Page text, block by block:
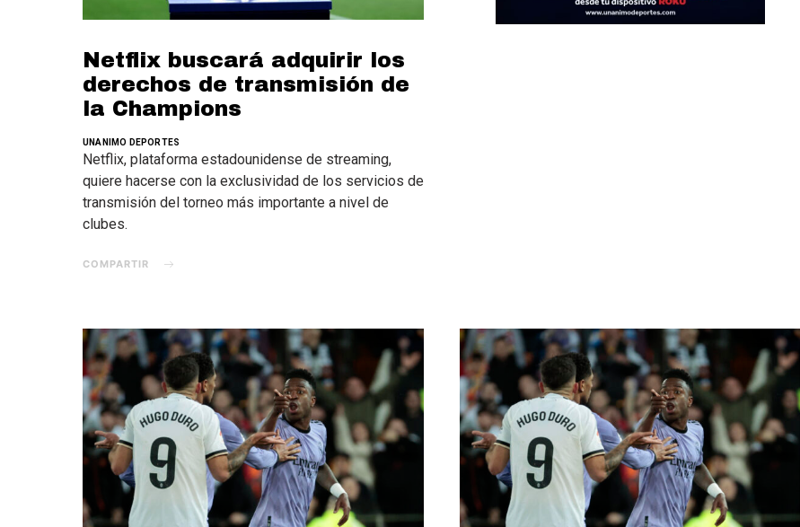
Netflix buscará adquirir los
derechos de transmisión de
la Champions
UNANIMO DEPORTES
Netflix, plataforma estadounidense de streaming,
quiere hacerse con la exclusividad de los servicios de
transmisión del torneo más importante a nivel de
clubes.
COMPARTIR